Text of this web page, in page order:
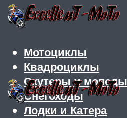
Мотоциклы
Квадроциклы
Скутеры и мопеды
Снегоходы
Лодки и Катера